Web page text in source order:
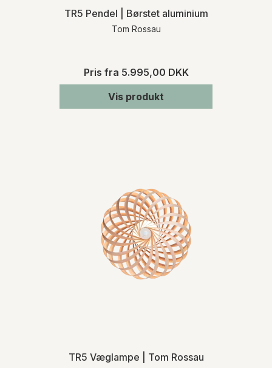
TR5 Pendel | Børstet aluminium
Tom Rossau
Pris fra 5.995,00 DKK
Vis produkt
TR5 Væglampe | Tom Rossau